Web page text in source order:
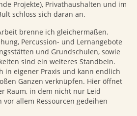
Projekte), Privathaushalten und im
schloss sich daran an.
brenne ich gleichermaßen.
Percussion- und Lernangebote
und Grundschulen, sowie
sind ein weiteres Standbein.
in eigener Praxis und kann endlich
Ganzen verknüpfen. Hier öffnet
Raum, in dem nicht nur Leid
allem Ressourcen gedeihen